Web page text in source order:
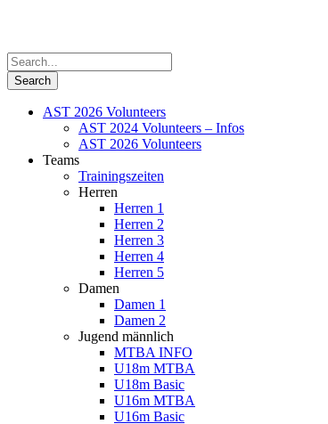
AST 2026 Volunteers
AST 2024 Volunteers – Infos
AST 2026 Volunteers
Teams
Trainingszeiten
Herren
Herren 1
Herren 2
Herren 3
Herren 4
Herren 5
Damen
Damen 1
Damen 2
Jugend männlich
MTBA INFO
U18m MTBA
U18m Basic
U16m MTBA
U16m Basic